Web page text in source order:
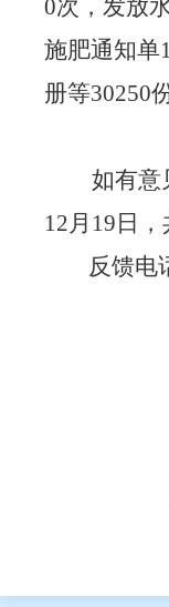
0次，发放
施肥通知单
册等30250
如有意
12月19日
反馈电